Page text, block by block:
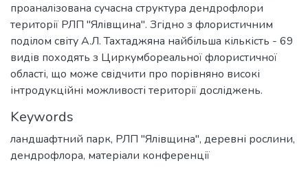
проаналізована сучасна структура дендрофлори
території РЛП "Ялівщина". Згідно з флористичним
поділом світу А.Л. Тахтаджяна найбільша кількість - 69
видів походять з Циркумбореальної флористичної
області, що може свідчити про порівняно високі
інтродукційні можливості території досліджень.
Keywords
ландшафтний парк, РЛП "Ялівщина", деревні рослини,
дендрофлора, матеріали конференції